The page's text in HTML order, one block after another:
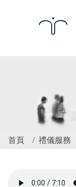
首頁 禮儀服務